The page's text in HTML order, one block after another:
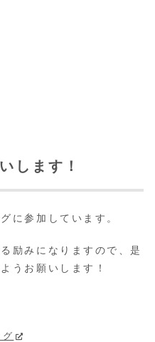
します！
に参加しています。
励みになりますので、是
うお願いします！